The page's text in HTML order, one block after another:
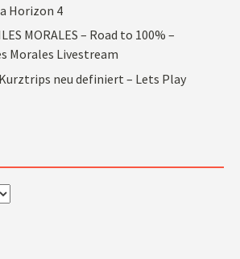
Horizon 4
MORALES – Road to 100% –
Morales Livestream
Kurztrips neu definiert – Lets Play